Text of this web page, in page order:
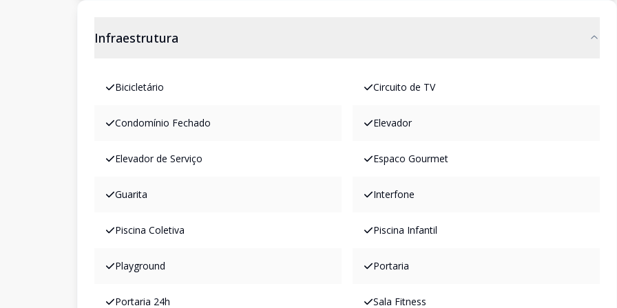
Infraestrutura
Bicicletário Circuito de TV
Condomínio Fechado Elevador
Elevador de Serviço Espaco Gourmet
Guarita Interfone
Piscina Coletiva Piscina Infantil
Playground Portaria
Portaria 24h Sala Fitness